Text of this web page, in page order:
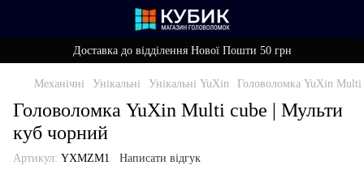
Доставка до відділення Нової Пошти 50 грн
Механічні Унікальні Унікальні YuXin Головоломка YuXin
Головоломка YuXin Multi cube | Мульти
куб чорний
Артикул: YXMZM1 Написати відгук